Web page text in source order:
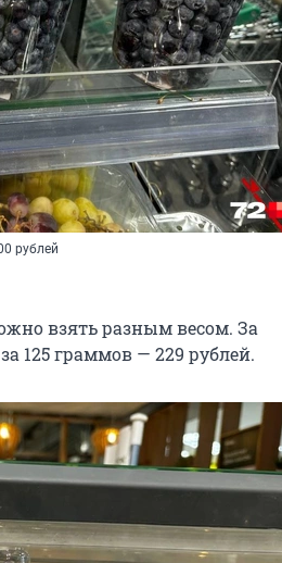
рублей
взять разным весом. За
125 граммов — 229 рублей.